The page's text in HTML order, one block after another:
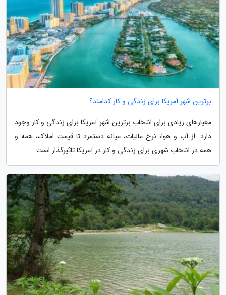
برترین شهر آمریکا برای زندگی و کار کدامند؟
معیارهای زیادی برای انتخاب برترین شهر آمریکا برای زندگی و کار وجود
دارد. از آب و هوا، نرخ مالیات، میانه دستمزد تا قیمت املاک، همه و
همه در انتخاب شهری برای زندگی و کار در آمریکا تاثیرگذار است.